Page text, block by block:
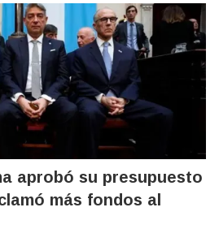
aprobó su presupuesto
más fondos al